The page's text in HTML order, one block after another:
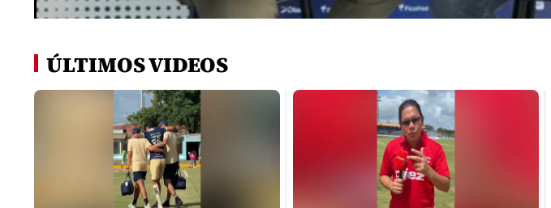
secondsVolume
0%
ÚLTIMOS VIDEOS